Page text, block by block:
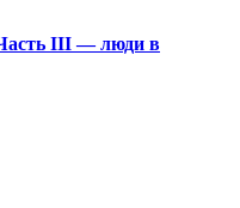
III — люди в